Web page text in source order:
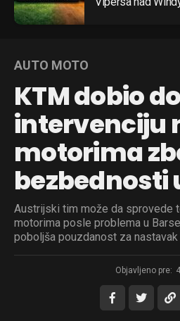
AUTO MOTO
KTM dobio
intervenciju
motorima
bezbednosti
Austrijski tim može da sprovede
motorima posle problema u
poboljša pouzdanost za
Objavljeno pre: